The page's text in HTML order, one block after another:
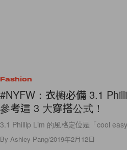
Fashion
#NYFW：衣櫥必備 3.1
參考這 3 大穿搭公式！
3.1 Phillip Lim 的風格定位是「cool
By Ashley Pang/2019年2月12日